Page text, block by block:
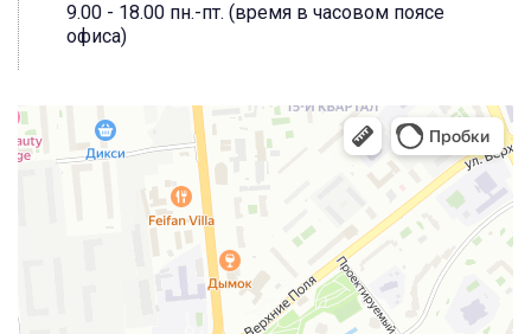
9.00 - 18.00 пн.-пт. (время в часовом поясе
офиса)